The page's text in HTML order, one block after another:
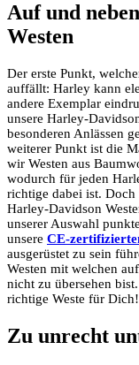
Auf und
Westen
Der erste Punkt,
auffällt: Harley kann
andere Exemplar
unsere Harley-
besonderen Anlässen
weiterer Punkt ist die
wir Westen aus
wodurch für jeden
richtige dabei ist. Doch
Harley-Davidson
unserer Auswahl
unsere CE-
ausgerüstet zu sein
Westen mit welchen
nicht zu übersehen
richtige Weste für Dich!
Zu unrecht